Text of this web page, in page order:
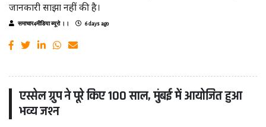
जानकारी साझा नहीं की है।
समाचार4मीडिया ब्यूरो ।। 6 days ago
एस्सेल ग्रुप ने पूरे किए 100 साल, मुंबई में आयोजित हुआ
भव्य जश्न